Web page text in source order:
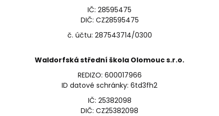
IČ: 28595475
DIČ: CZ28595475
č. účtu: 287543714/0300
Waldorfská střední škola Olomouc s.r.o.
REDIZO: 600017966
ID datové schránky: 6td3fh2
IČ: 25382098
DIČ: CZ25382098